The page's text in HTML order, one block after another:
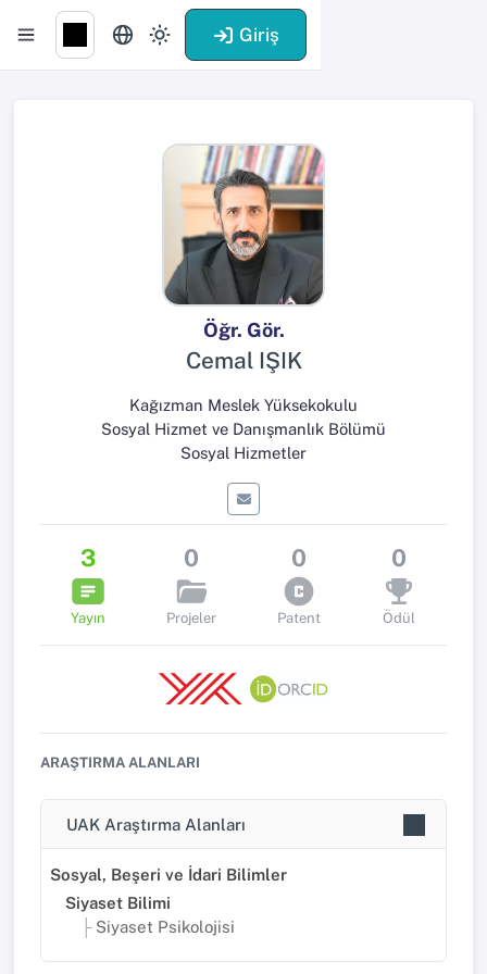
Giriş
Öğr. Gör.
Cemal IŞIK
Kağızman Meslek Yüksekokulu
Sosyal Hizmet ve Danışmanlık Bölümü
Sosyal Hizmetler
3
Yayın
0
Projeler
0
Patent
0
Ödül
ARAŞTIRMA ALANLARI
UAK Araştırma Alanları
Sosyal, Beşeri ve İdari Bilimler
Siyaset Bilimi
Siyaset Psikolojisi